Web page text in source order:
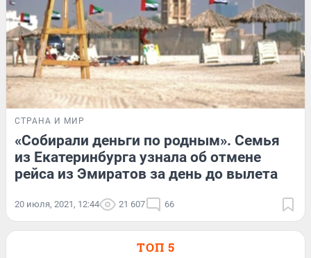
СТРАНА И МИР
«Собирали деньги по родным». Семья
из Екатеринбурга узнала об отмене
рейса из Эмиратов за день до вылета
20 июля, 2021, 12:44 21 607 66
ТОП 5